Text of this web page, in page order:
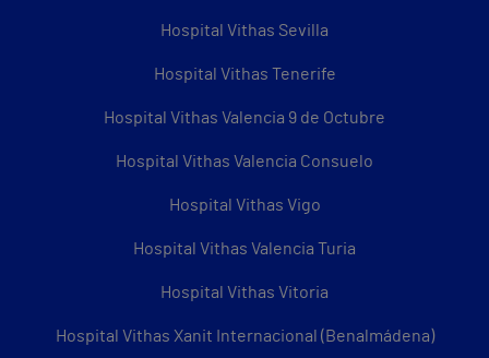
Hospital Vithas Sevilla
Hospital Vithas Tenerife
Hospital Vithas Valencia 9 de Octubre
Hospital Vithas Valencia Consuelo
Hospital Vithas Vigo
Hospital Vithas Valencia Turia
Hospital Vithas Vitoria
Hospital Vithas Xanit Internacional (Benalmádena)